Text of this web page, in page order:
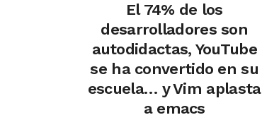
El 74% de los
desarrolladores son
autodidactas, YouTube
se ha convertido en su
escuela… y Vim aplasta
a emacs